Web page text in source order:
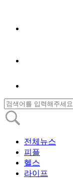
전체뉴스
피플
헬스
라이프